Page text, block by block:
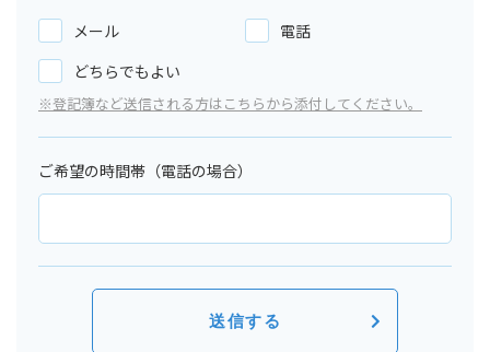
メール
電話
どちらでもよい
※登記簿など送信される方はこちらから添付してください。
ご希望の時間帯（電話の場合）